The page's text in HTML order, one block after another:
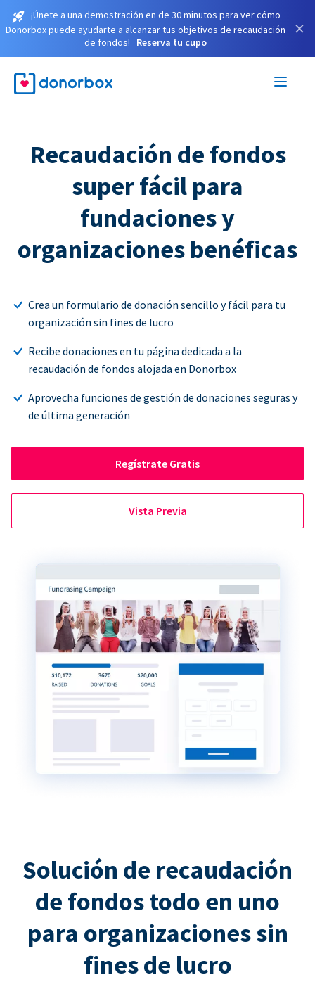
¡Únete a una demostración en de 30 minutos para ver cómo
Donorbox puede ayudarte a alcanzar tus objetivos de recaudación
de fondos!
Reserva tu cupo
×
Recaudación de fondos
super fácil para
fundaciones y
organizaciones benéficas
Crea un formulario de donación sencillo y fácil para tu
organización sin fines de lucro
Recibe donaciones en tu página dedicada a la
recaudación de fondos alojada en Donorbox
Aprovecha funciones de gestión de donaciones seguras y
de última generación
Regístrate Gratis
Vista Previa
Solución de recaudación
de fondos todo en uno
para organizaciones sin
fines de lucro